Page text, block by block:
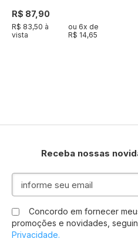
R$ 87,90
R$ 83,50 à
vista
ou 6x de
R$ 14,65
Receba nossas
Inscreva-
nossa
Newsletter:
Concordo em fornecer
promoções e novidades,
Privacidade.